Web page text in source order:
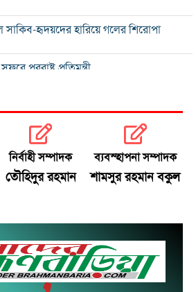
সাকিব-হৃদয়দের হারিয়ে গলের শিরোপা
পররাষ্ট্র প্রতিমন্ত্রী
ও সমমানের ফল সোমবার
তুরস্কের প্রতিরক্ষা চুক্তি
নির্বাচনে বিএনপির দুই মনোনয়নপত্র সংগ্রহ
বিদায় জানাতে রোসারিওতে মেসি
নির্বাহী সম্পাদক
তৌহিদুর রহমান
ব্যবস্হাপনা সম্পাদক
শামসুর রহমান বকুল